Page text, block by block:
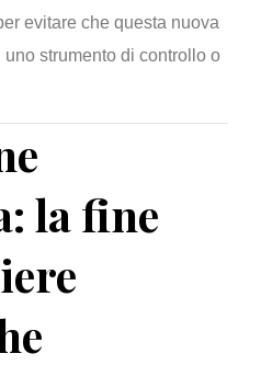
evitare che questa nuova
strumento di controllo o
la fine